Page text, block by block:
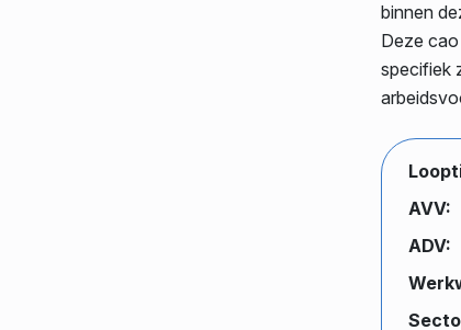
binnen
Deze
specifiek
AVV:
ADV: